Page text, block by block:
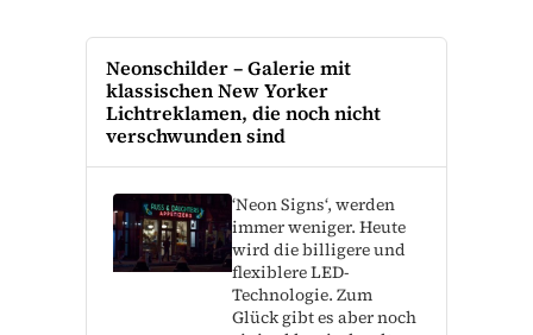
Neonschilder – Galerie mit
klassischen New Yorker
Lichtreklamen, die noch nicht
verschwunden sind
‘Neon Signs‘, werden
immer weniger. Heute
wird die billigere und
flexiblere LED-
Technologie. Zum
Glück gibt es aber noch